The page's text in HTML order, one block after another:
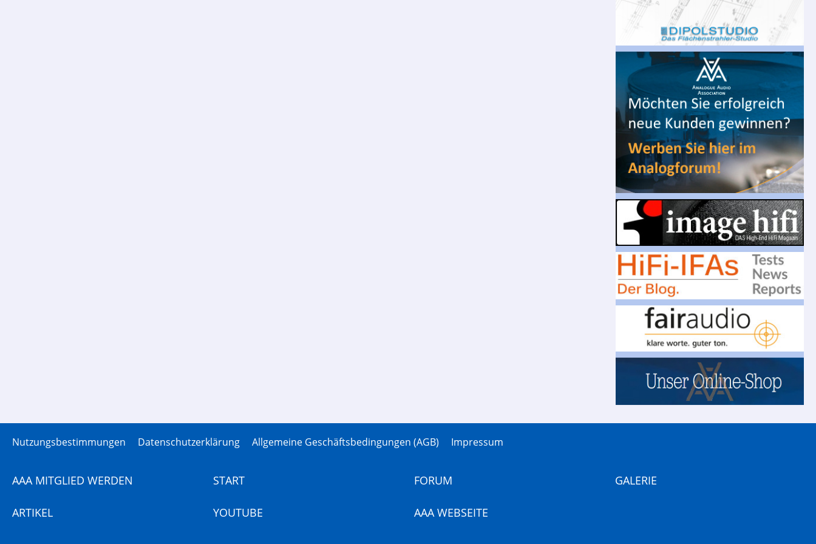
Nutzungsbestimmungen Datenschutzerklärung Allgemeine Geschäftsbedingungen (AGB) Impressum
AAA MITGLIED WERDEN START FORUM GALERIE
ARTIKEL YOUTUBE AAA WEBSEITE